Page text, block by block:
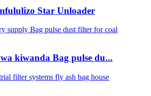
Star Unloader
kiwanda Bag pulse du...